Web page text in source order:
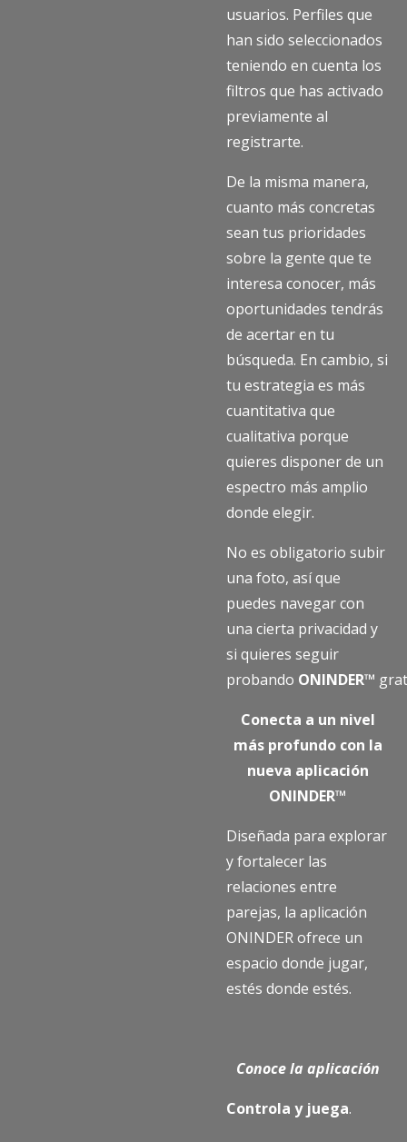
usuarios. Perfiles que
han sido seleccionados
teniendo en cuenta los
filtros que has activado
previamente al
registrarte.
De la misma manera,
cuanto más concretas
sean tus prioridades
sobre la gente que te
interesa conocer, más
oportunidades tendrás
de acertar en tu
búsqueda. En cambio, si
tu estrategia es más
cuantitativa que
cualitativa porque
quieres disponer de un
espectro más amplio
donde elegir.
No es obligatorio subir
una foto, así que
puedes navegar con
una cierta privacidad y
si quieres seguir
probando ONINDER™
Conecta a un nivel
más profundo con la
nueva aplicación
ONINDER™
Diseñada para explorar
y fortalecer las
relaciones entre
parejas, la aplicación
ONINDER ofrece un
espacio donde jugar,
estés donde estés.
Conoce la aplicación
Controla y juega.